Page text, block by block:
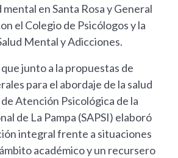
en Santa Rosa y General
el Colegio de Psicólogos y la
Mental y Adicciones.
junto a la propuestas de
para el abordaje de la salud
Atención Psicológica de la
de La Pampa (SAPSI) elaboró
integral frente a situaciones
académico y un recursero